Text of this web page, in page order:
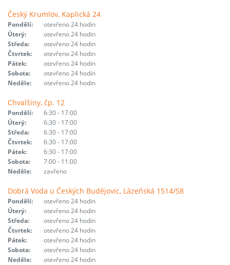
Český Krumlov, Kaplická 24
Pondělí:
otevřeno 24 hodin
Úterý:
otevřeno 24 hodin
Středa:
otevřeno 24 hodin
Čtvrtek:
otevřeno 24 hodin
Pátek:
otevřeno 24 hodin
Sobota:
otevřeno 24 hodin
Neděle:
otevřeno 24 hodin
Chvalšiny, čp. 12
Pondělí:
6:30 - 17:00
Úterý:
6:30 - 17:00
Středa:
6:30 - 17:00
Čtvrtek:
6:30 - 17:00
Pátek:
6:30 - 17:00
Sobota:
7:00 - 11:00
Neděle:
zavřeno
Dobrá Voda u Českých Budějovic, Lázeňská 1514/58
Pondělí:
otevřeno 24 hodin
Úterý:
otevřeno 24 hodin
Středa:
otevřeno 24 hodin
Čtvrtek:
otevřeno 24 hodin
Pátek:
otevřeno 24 hodin
Sobota:
otevřeno 24 hodin
Neděle:
otevřeno 24 hodin